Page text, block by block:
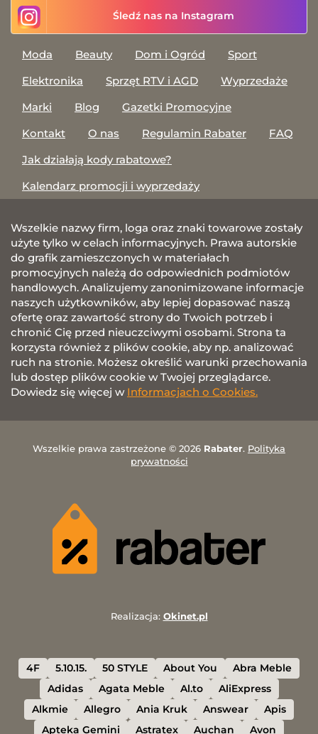
Śledź nas na Instagram
Moda Beauty Dom i Ogród
Sport
Elektronika
Sprzęt RTV i AGD
Wyprzedaże
Marki
Blog
Gazetki Promocyjne
Kontakt
O nas Regulamin Rabater
FAQ
Jak działają kody rabatowe?
Kalendarz promocji i wyprzedaży
Wszelkie nazwy firm, loga oraz znaki towarowe zostały
użyte tylko w celach informacyjnych. Prawa autorskie
do grafik zamieszczonych w materiałach
promocyjnych należą do odpowiednich podmiotów
handlowych. Analizujemy zanonimizowane informacje
naszych użytkowników, aby lepiej dopasować naszą
ofertę oraz zawartość strony do Twoich potrzeb i
chronić Cię przed nieuczciwymi osobami. Strona ta
korzysta również z plików cookie, aby np. analizować
ruch na stronie. Możesz określić warunki przechowania
lub dostęp plików cookie w Twojej przeglądarce.
Dowiedz się więcej w Informacjach o Cookies.
Wszelkie prawa zastrzeżone © 2026 Rabater. Polityka
prywatności
Realizacja: Okinet.pl
4F 5.10.15. 50 STYLE About You
Abra Meble
Adidas
Agata Meble Al.to
AliExpress
Alkmie
Allegro Ania Kruk Answear
Apis
Apteka Gemini
Astratex Auchan Avon